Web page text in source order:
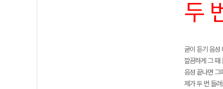
두
굳이 듣기 음성
깔끔하게 그 때
음성 끝나면 그
제가 두 번 들